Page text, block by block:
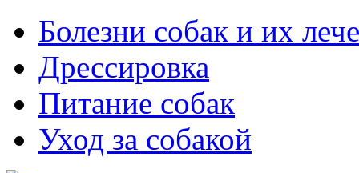
Болезни собак и их
Дрессировка
Питание собак
Уход за собакой